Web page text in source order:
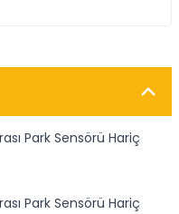
Park Sensörü Hariç
Park Sensörü Hariç